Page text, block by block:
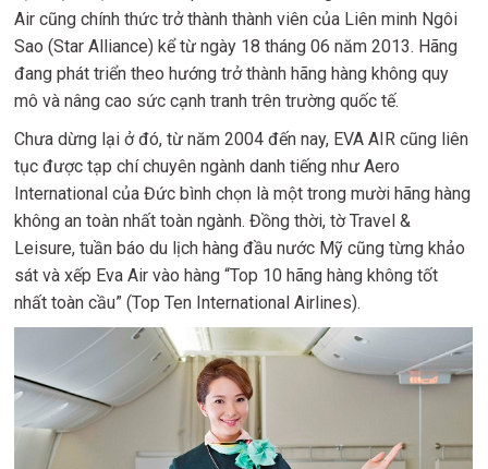
Air cũng chính thức trở thành thành viên của Liên minh Ngôi
Sao (Star Alliance) kể từ ngày 18 tháng 06 năm 2013. Hãng
đang phát triển theo hướng trở thành hãng hàng không quy
mô và nâng cao sức cạnh tranh trên trường quốc tế.
Chưa dừng lại ở đó, từ năm 2004 đến nay, EVA AIR cũng liên
tục được tạp chí chuyên ngành danh tiếng như Aero
International của Đức bình chọn là một trong mười hãng hàng
không an toàn nhất toàn ngành. Đồng thời, tờ Travel &
Leisure, tuần báo du lịch hàng đầu nước Mỹ cũng từng khảo
sát và xếp Eva Air vào hàng “Top 10 hãng hàng không tốt
nhất toàn cầu” (Top Ten International Airlines).